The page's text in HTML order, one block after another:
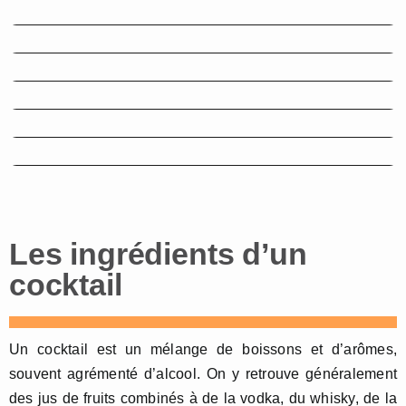
Recette Cocktail Orgasme
Recette Cocktail Afterglow
Recette Cocktail White
Russian
Recette Cocktail Jacqueline
Recette Cocktail Bora Bora
Les ingrédients d’un
cocktail
Un cocktail est un mélange de boissons et d’arômes,
souvent agrémenté d’alcool. On y retrouve généralement
des jus de fruits combinés à de la vodka, du whisky, de la